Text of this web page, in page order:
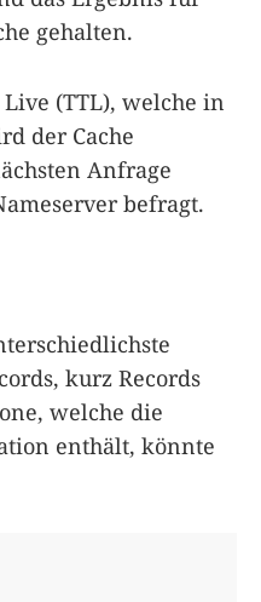
gehalten.
(TTL), welche in
der Cache
Anfrage
befragt.
kurz Records
welche die
enthält, könnte